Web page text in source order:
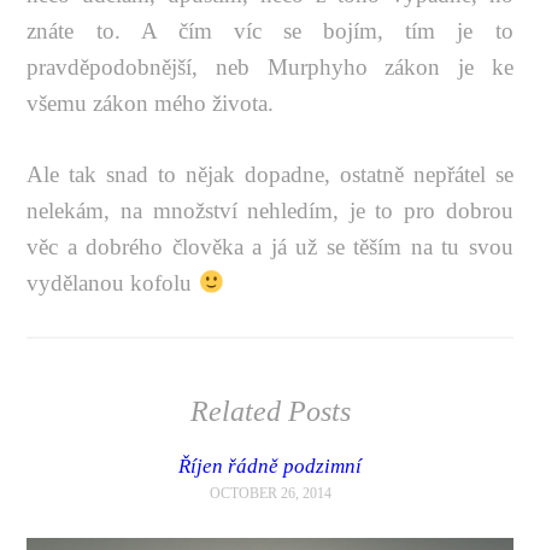
znáte to. A čím víc se bojím, tím je to
pravděpodobnější, neb Murphyho zákon je ke
všemu zákon mého života.
Ale tak snad to nějak dopadne, ostatně nepřátel se
nelekám, na množství nehledím, je to pro dobrou
věc a dobrého člověka a já už se těším na tu svou
vydělanou kofolu
Related Posts
Říjen řádně podzimní
OCTOBER 26, 2014